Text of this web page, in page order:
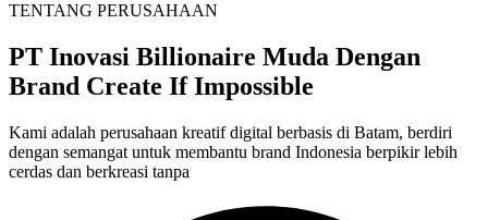
TENTANG PERUSAHAAN
PT Inovasi Billionaire Muda Dengan
Brand Create If Impossible
Kami adalah perusahaan kreatif digital berbasis di Batam, berdiri
dengan semangat untuk membantu brand Indonesia berpikir lebih
cerdas dan berkreasi tanpa